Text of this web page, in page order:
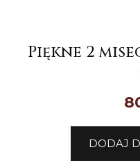
Piękne 2
DODAJ